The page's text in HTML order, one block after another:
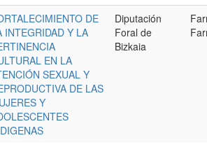
DE
INTEGRIDAD Y LA
EN LA
SEXUAL Y
DE LAS
Y
Diputación
Foral de
Bizkaia